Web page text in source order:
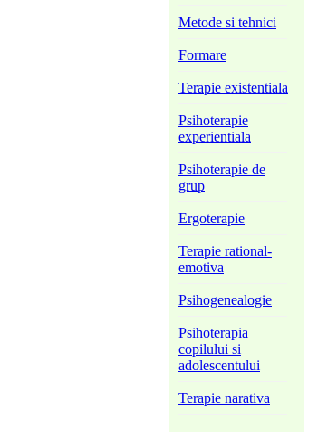
Metode si tehnici
Formare
Terapie existentiala
Psihoterapie
experientiala
Psihoterapie de
grup
Ergoterapie
Terapie rational-
emotiva
Psihogenealogie
Psihoterapia
copilului si
adolescentului
Terapie narativa